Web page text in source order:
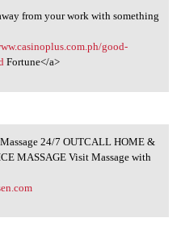
from your
from your work with something
good-
Fortune</a>
Massage 24/7
24/7 OUTCALL HOME &
MASSAGE Visit Massage with